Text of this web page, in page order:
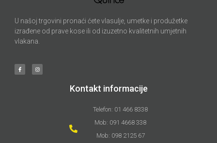
U našoj trgovini pronaći ćete vlasulje, umetke i produžetke
izrađene od prave kose ili od izuzetno kvalitetnih umjetnih
vlakana.
Kontakt informacije
Telefon: 01 466 8338
Mob: 091 4668 338
Mob: 098 2125 67